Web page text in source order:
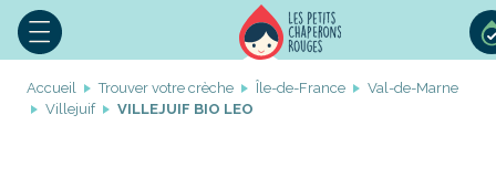
Accueil Trouver votre crèche Île-de-France
Val-de-Marne
Villejuif
VILLEJUIF BIO LEO